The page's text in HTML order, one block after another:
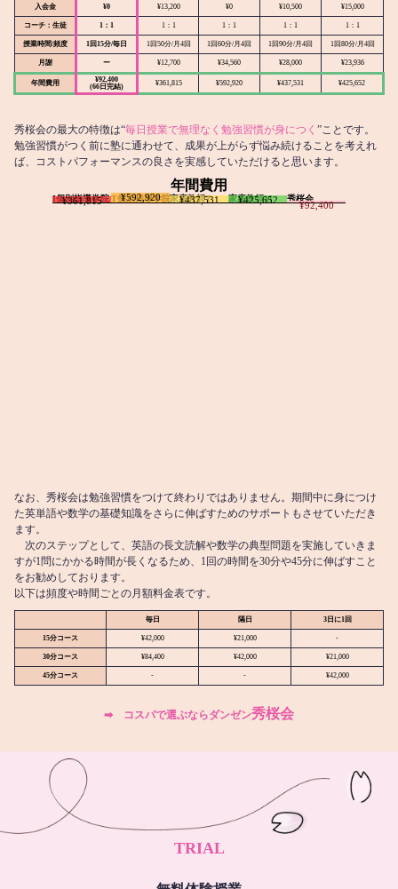
入会金 ¥0 ¥13,200 ¥0 ¥10,500 ¥15,000
コーチ：生徒 1：1 1：1 1：1 1：1 1：1
授業時間/頻度 1回15分/毎日 1回50分/月4回 1回60分/月4回 1回90分/月4回 1回80分/月4回
月謝 ー ¥12,700 ¥34,560 ¥28,000 ¥23,936
年間費用
¥92,400
(66日完結)
¥361,815 ¥592,920 ¥437,531 ¥425,652
秀桜会の最大の特徴は“毎日授業で無理なく勉強習慣が身につく ”ことです。
勉強習慣がつく前に塾に通わせて、成果が上がらず悩み続けることを考えれ
ば、コストパフォーマンスの良さを実感していただけると思います。
年間費用
I個別指導学院
¥361,815 T個別指導学院
¥592,920 家庭教師T
¥437,531 家庭教師M
¥425,652 秀桜会
¥92,400
なお、秀桜会は勉強習慣をつけて終わりではありません。期間中に身につけ
た英単語や数学の基礎知識をさらに伸ばすためのサポートもさせていただき
ます。
次のステップとして、英語の長文読解や数学の典型問題を実施していきま
すが1問にかかる時間が長くなるため、1回の時間を30分や45分に伸ばすこと
をお勧めしております。
以下は頻度や時間ごとの月額料金表です。
毎日 隔日 3日に1回
15分コース ¥42,000 ¥21,000 -
30分コース ¥84,400 ¥42,000 ¥21,000
45分コース - - ¥42,000
➡︎ コスパで選ぶならダンゼン秀桜会
TRIAL